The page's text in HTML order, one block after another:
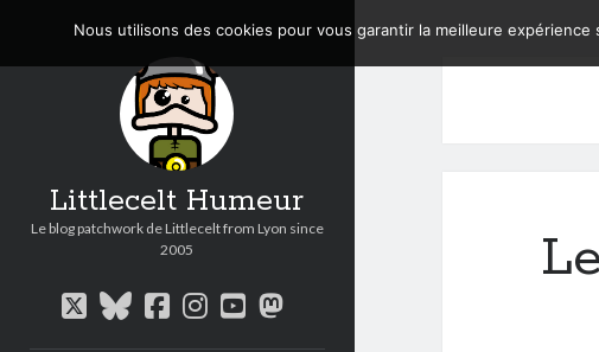
Littlecelt Humeur
Le blog patchwork de Littlecelt from Lyon since
2005
twitterbluesky
facebook
instagram
youtube
mastodon
Nous utilisons des cookies pour vous garantir la meilleure